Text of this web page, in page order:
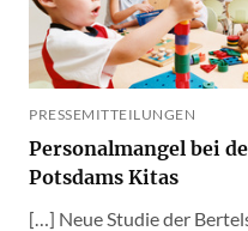
PRESSEMITTEILUNGEN
Personalmangel bei
Potsdams Kitas
[…] Neue Studie der